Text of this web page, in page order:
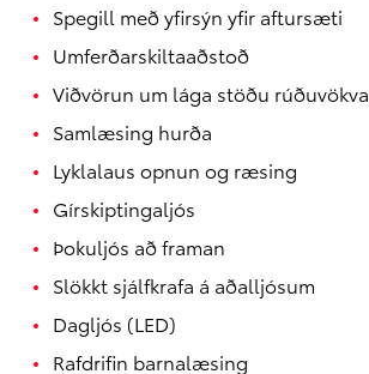
Spegill með yfirsýn yfir aftursæti
Umferðarskiltaaðstoð
Viðvörun um lága stöðu rúðuvökva
Samlæsing hurða
Lyklalaus opnun og ræsing
Gírskiptingaljós
Þokuljós að framan
Slökkt sjálfkrafa á aðalljósum
Dagljós (LED)
Rafdrifin barnalæsing